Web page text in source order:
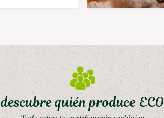
descubre quién produce ECO